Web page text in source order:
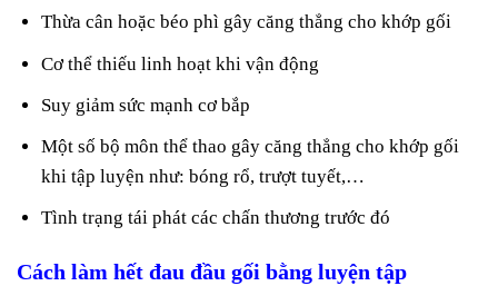
Thừa cân hoặc béo phì gây căng thẳng cho khớp gối
Cơ thể thiếu linh hoạt khi vận động
Suy giảm sức mạnh cơ bắp
Một số bộ môn thể thao gây căng thẳng cho khớp gối
khi tập luyện như: bóng rổ, trượt tuyết,…
Tình trạng tái phát các chấn thương trước đó
Cách làm hết đau đầu gối bằng luyện tập